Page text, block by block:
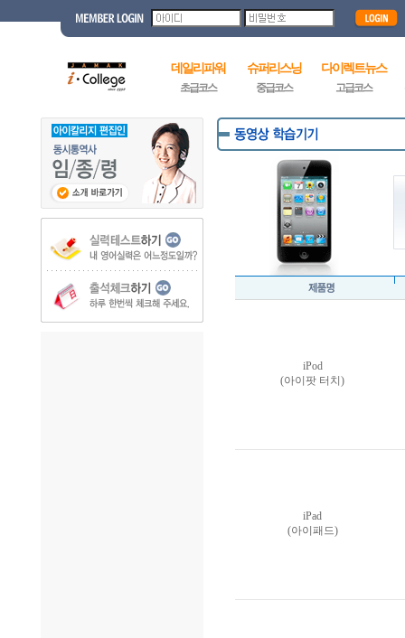
데일리파워
초급코스
슈퍼리스닝
중급코스
다이렉트뉴스
고급코스
iPod
(아이팟 터치)
iPad
(아이패드)